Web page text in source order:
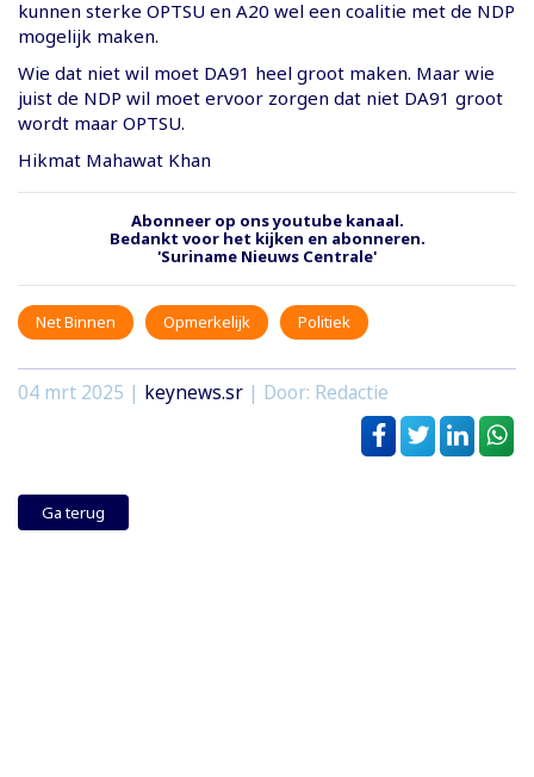
kunnen sterke OPTSU en A20 wel een coalitie met de NDP
mogelijk maken.
Wie dat niet wil moet DA91 heel groot maken. Maar wie
juist de NDP wil moet ervoor zorgen dat niet DA91 groot
wordt maar OPTSU.
Hikmat Mahawat Khan
Abonneer op ons youtube kanaal.
Bedankt voor het kijken en abonneren.
'Suriname Nieuws Centrale'
Net Binnen Opmerkelijk Politiek
04 mrt 2025 | keynews.sr | Door: Redactie
Ga terug